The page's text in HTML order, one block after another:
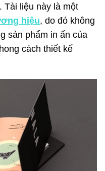
liệu này là một
hiệu, do đó không
sản phẩm in ấn của
cách thiết kế